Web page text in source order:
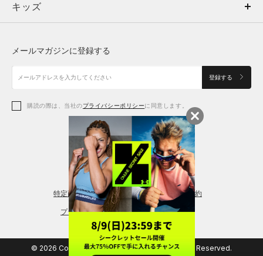
キッズ
アクセサリー
ボトムス
アクセサリー
トップス
シューズ
アクセサリー
レギンス＆タイツ
キッズ
シューズ
メールマガジンに登録する
登録する
購読の際は、当社のプライバシーポリシーに同意します。
特定商取引法に基づく通販の表記 会員規約
プライバシーポリシー
© 2026 Copyright DOME Corporation. All Rights Reserved.